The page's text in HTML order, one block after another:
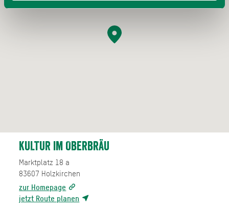
KULTUR im Oberbräu
Marktplatz 18 a
83607 Holzkirchen
zur Homepage
jetzt Route planen